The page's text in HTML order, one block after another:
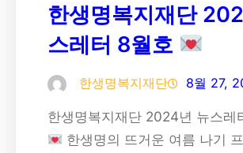
한생명복지재단
스레터 8월호
한생명복지재단 8월 27,
한생명복지재단 2024년 뉴스레
한생명의 뜨거운 여름 나기